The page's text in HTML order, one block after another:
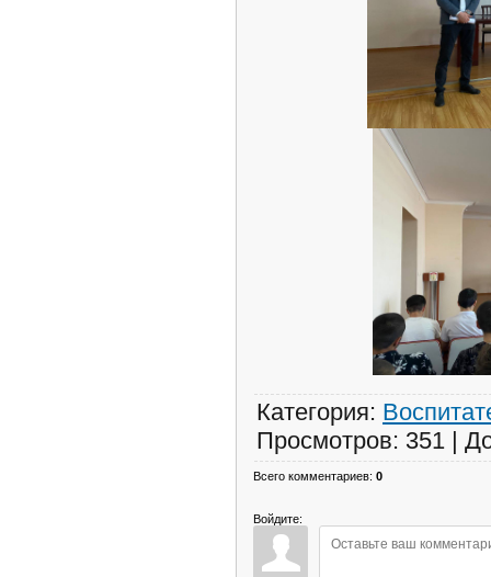
Категория:
Просмотров: 351 |
Всего комментариев: 0
Войдите: